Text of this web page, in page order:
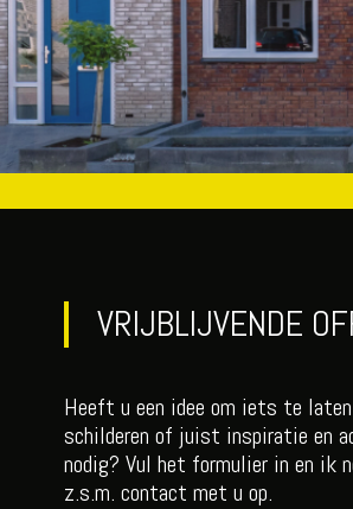
VRIJBLIJVENDE
Heeft u een idee om iets te laten
schilderen of juist inspiratie en
nodig? Vul het formulier in en ik
z.s.m. contact met u op.